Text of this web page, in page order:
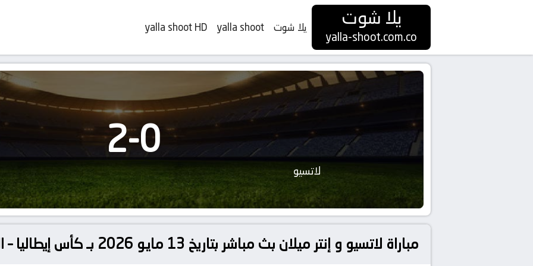
يلا شوت
yalla-shoot.com.co
يلا شوت yalla shoot
yalla shoot HD
لاتسيو
0
-
2
مباراة لاتسيو و إنتر ميلان بث مباشر بتاريخ 13 مايو 2026 بـ كأس إيطاليا – النهائي